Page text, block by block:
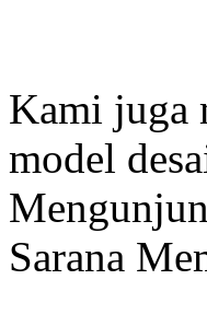
Kami juga
model
Sarana